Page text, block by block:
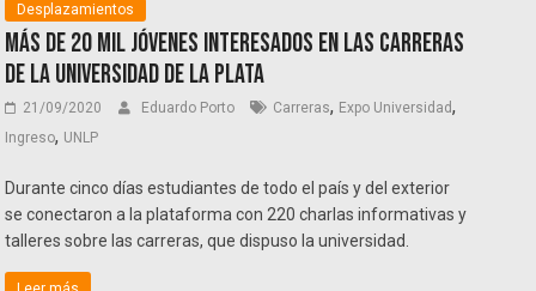
Desplazamientos
Más de 20 mil jóvenes interesados en las carreras
de la Universidad de La Plata
21/09/2020 Eduardo Porto Carreras, Expo Universidad,
Ingreso, UNLP
Durante cinco días estudiantes de todo el país y del exterior
se conectaron a la plataforma con 220 charlas informativas y
talleres sobre las carreras, que dispuso la universidad.